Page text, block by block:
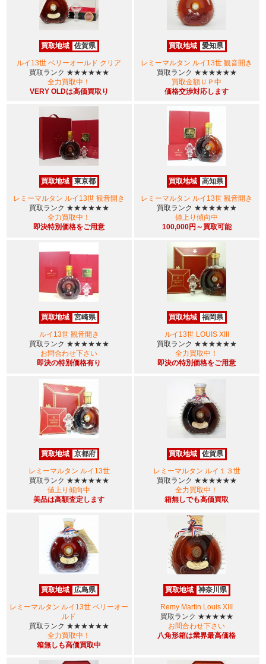
買取地域 佐賀県
ルイ13世 ベリーオールド クリア
買取ランク ★★★★★★
全力買取中！
VERY OLDは高価買取り
買取地域 愛知県
レミーマルタン ルイ13世 観音開き
買取ランク ★★★★★★
買取金額ＵＰ中
価格交渉対応します
買取地域 東京都
レミーマルタン ルイ13世 観音開き
買取ランク ★★★★★★
全力買取中！
即決特別価格をご用意
買取地域 高知県
レミーマルタン ルイ13世 観音開き
買取ランク ★★★★★★
値上り傾向中
100,000円～買取可能
買取地域 宮崎県
ルイ13世 観音開き
買取ランク ★★★★★★
お問合わせ下さい
即決の特別価格有り
買取地域 福岡県
ルイ13世 LOUIS XIII
買取ランク ★★★★★★
全力買取中！
即決の特別価格をご用意
買取地域 京都府
レミーマルタン ルイ13世
買取ランク ★★★★★★
値上り傾向中
美品は高額査定します
買取地域 佐賀県
レミーマルタン ルイ１３世
買取ランク ★★★★★★
全力買取中！
箱無しでも高価買取
買取地域 広島県
レミーマルタン ルイ13世 ベリーオー
ルド
買取ランク ★★★★★★
全力買取中！
箱無しも高価買取中
買取地域 神奈川県
Remy Martin Louis XIII
買取ランク ★★★★★
お問合わせ下さい
八角形箱は業界最高価格